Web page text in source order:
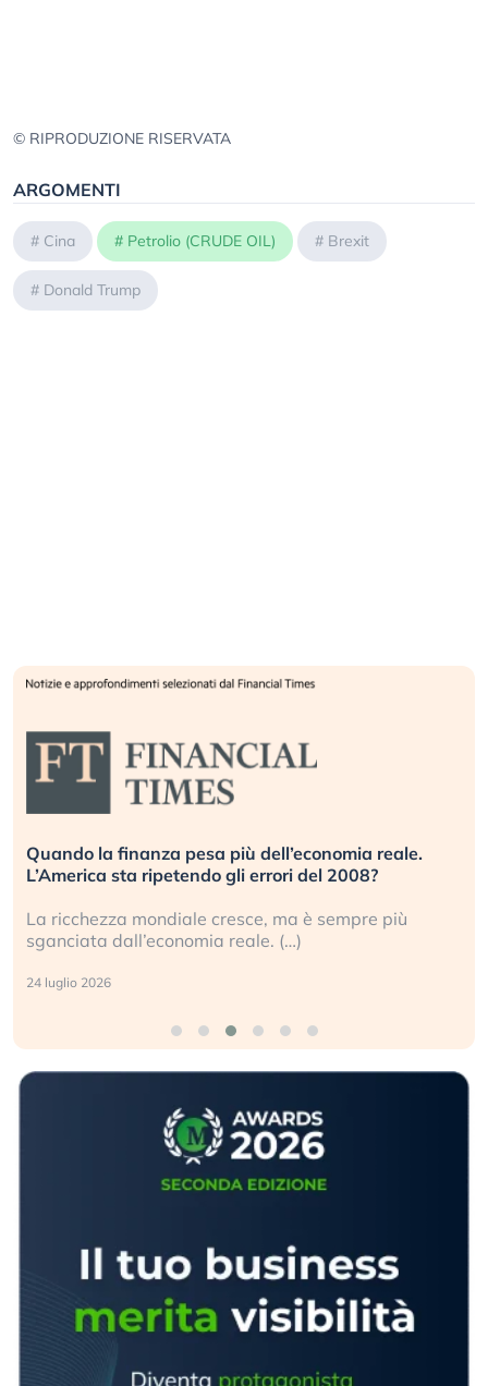
© RIPRODUZIONE RISERVATA
ARGOMENTI
# Cina # Petrolio (CRUDE OIL) # Brexit
# Donald Trump
Quando la finanza pesa più dell’economia reale.
L’America sta ripetendo gli errori del 2008?
La ricchezza mondiale cresce, ma è sempre più
sganciata dall’economia reale. (…)
24 luglio 2026